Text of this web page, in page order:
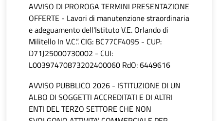
AVVISO DI PROROGA TERMINI PRESENTAZIONE
OFFERTE - Lavori di manutenzione straordinaria
e adeguamento dell'Istituto V.E. Orlando di
Militello In V.C.”. CIG: BC77CF4095 - CUP:
D71J25000730002 - CUI:
L00397470873202400060 RdO: 6449616
AVVISO PUBBLICO 2026 - ISTITUZIONE DI UN
ALBO DI SOGGETTI ACCREDITATI E DI ALTRI
ENTI DEL TERZO SETTORE CHE NON